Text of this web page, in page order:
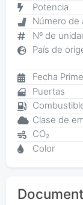
Potencia
Número de
Nº de
País de
Fecha
Puertas
Clase de
CO₂
Color